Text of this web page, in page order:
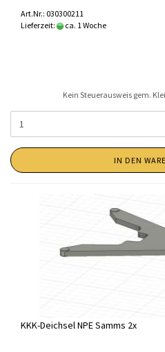
Art.Nr.: 030300211
Lieferzeit:
ca. 1 Woche
Kein Steuerausweis gem.
IN DEN
KKK-Deichsel NPE Samms 2x